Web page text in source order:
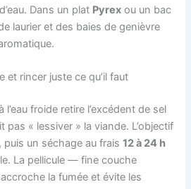
Dans un plat Pyrex ou un bac
laurier et des baies de genièvre
et rincer juste ce qu’il faut
froide retire l’excédent de sel
pas « lessiver » la viande. L’objectif
puis un séchage au frais12 à 24 h
La pellicule — fine couche
la fumée et évite les